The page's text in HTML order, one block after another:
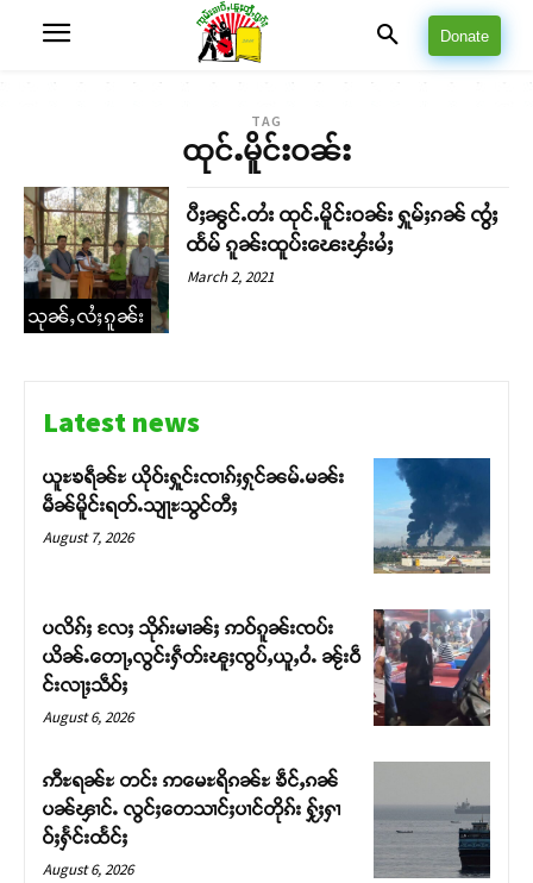
Donate
TAG
ထုင်ႉမိူင်းဝၼ်း
သုၼ်ႇလႆႈၵူၼ်း
ပီႈၼွင်ႉတႆး ထုင်ႉမိူင်းဝၼ်း ႁူမ်ႈၵၼ် ၸွႆႈ
ထႅမ် ၵူၼ်းထူပ်းၽေးၾႆးမႆႈ
March 2, 2021
Latest news
ယူႊၶရဵၼ်ႊ ယိုဝ်းႁူင်းၸၢၵ်ႈႁုင်ၼမ်ႉမၼ်း
မဵၼ်မိူင်းရတ်ႉသျႃႊသွင်တီႈ
August 7, 2026
ပလိၵ်ႈ လႄႈ သိုၵ်းမၢၼ်ႈ ဢဝ်ၵူၼ်းၸပ်း
ယိၼ်ႉတေႃႇလွင်းႁဵတ်းၽူႈၸွပ်ႇယူႇဝႆႉ ၼႂ်းဝဵ
င်းလႃႈသဵဝ်ႈ
August 6, 2026
ဢီႊရၼ်ႊ တင်း ဢမေႊရိၵၼ်ႊ ၶဵင်ႇၵၼ်
ပၼ်ၾၢင်ႉ လွင်ႈတေသၢင်ႈပၢင်တိုၵ်း ႁႂ်ႈႁၢ
ဝ်ႈႁႅင်းထႅင်ႈ
August 6, 2026